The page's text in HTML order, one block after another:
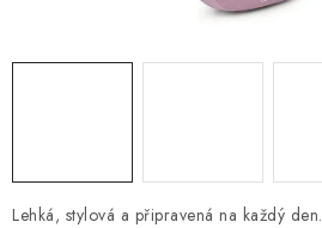
O nás
Blog
Lehká, stylová a připravená na každý den.